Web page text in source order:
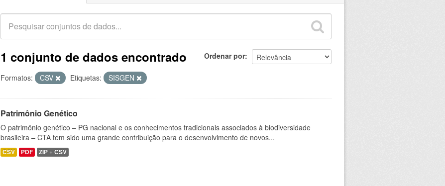
Ordenar por
1 conjunto de dados encontrado
Formatos: CSV Etiquetas: SISGEN
Patrimônio Genético
O patrimônio genético – PG nacional e os conhecimentos tradicionais associados à biodiversidade
brasileira – CTA tem sido uma grande contribuição para o desenvolvimento de novos...
CSV PDF ZIP + CSV